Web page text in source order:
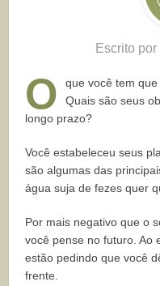
Escrito por
O
que você tem
Quais são seus
longo prazo?
Você estabeleceu seus
são algumas das
água suja de fezes quer
Por mais negativo que o
você pense no futuro. Ao
estão pedindo que você
frente.